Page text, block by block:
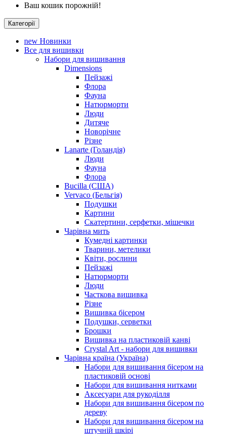
Ваш кошик порожній!
Категорії
new Новинки
Все для вишивки
Набори для вишивання
Dimensions
Пейзажі
Флора
Фауна
Натюрморти
Люди
Дитяче
Новорічне
Різне
Lanarte (Голандія)
Люди
Фауна
Флора
Bucilla (США)
Vervaco (Бельгія)
Подушки
Картини
Скатертини, серфетки, мішечки
Чарiвна мить
Кумедні картинки
Тварини, метелики
Квіти, рослини
Пейзажі
Натюрморти
Люди
Часткова вишивка
Різне
Вишивка бісером
Подушки, серветки
Брошки
Вишивка на пластиковій канві
Crystal Art - набори для вишивки
Чарівна країна (Україна)
Набори для вишивання бісером на
пластиковій основі
Набори для вишивання нитками
Аксесуари для рукоділля
Набори для вишивання бісером по
дереву
Набори для вишивання бісером на
штучній шкірі